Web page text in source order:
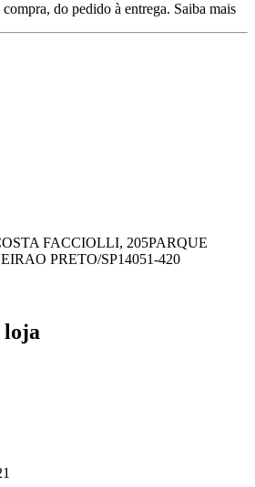
compra, do pedido à entrega. Saiba mais
FACCIOLLI, 205PARQUE
PRETO/SP14051-420
loja